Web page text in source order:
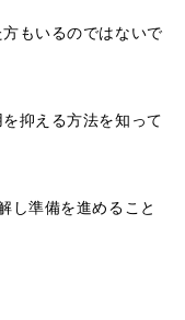
もいるのではないで
抑える方法を知って
し準備を進めること